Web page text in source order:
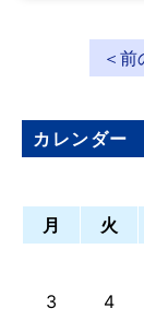
＜
カレンダー
月
火
3
4